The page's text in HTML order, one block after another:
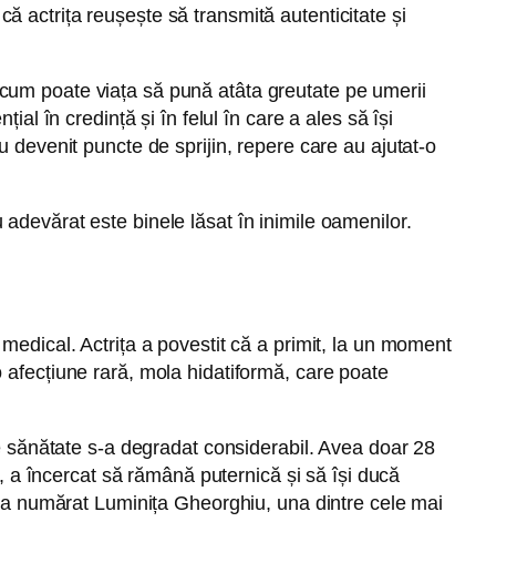
actrița reușește să transmită autenticitate și
poate viața să pună atâta greutate pe umerii
în credință și în felul în care a ales să își
devenit puncte de sprijin, repere care au ajutat-o
este binele lăsat în inimile oamenilor.
Actrița a povestit că a primit, la un moment
rară, mola hidatiformă, care poate
s-a degradat considerabil. Avea doar 28
încercat să rămână puternică și să își ducă
numărat Luminița Gheorghiu, una dintre cele mai